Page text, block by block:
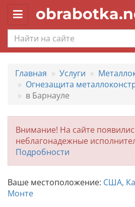
Toggle
navigation
Главная Услуги
Огнезащита
в Барнауле
Внимание! На сайте
неблагонадежные
Подробности
Ваше местоположение: США,
Монте